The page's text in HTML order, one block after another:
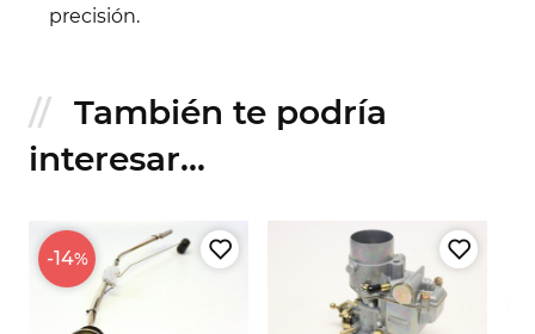
precisión.
También te podría
interesar...
-14%